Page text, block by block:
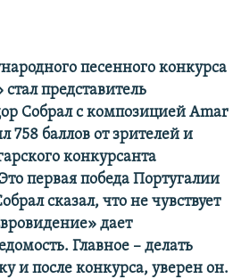
песенного конкурса
представитель
Собрал с композицией Amar
758 баллов от зрителей и
конкурсанта
первая победа Португалии
сказал, что не чувствует
дает
Главное – делать
и после конкурса, уверен он.​